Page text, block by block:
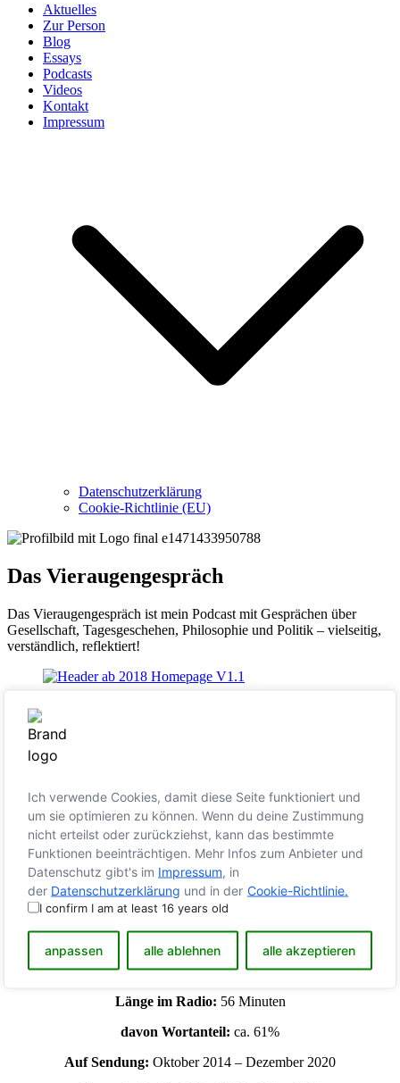
Ich verwende Cookies, damit diese Seite funktioniert und
um sie optimieren zu können. Wenn du deine Zustimmung
nicht erteilst oder zurückziehst, kann das bestimmte
Funktionen beeinträchtigen. Mehr Infos zum Anbieter und
Datenschutz gibt's im Impressum , in
der Datenschutzerklärung und in der Cookie-Richtlinie.
I confirm I am at least 16 years old
anpassen alle ablehnen alle akzeptieren
Aktuelles
Zur Person
Blog
Essays
Podcasts
Videos
Kontakt
Impressum
Datenschutzerklärung
Cookie-Richtlinie (EU)
Das Vieraugengespräch
Das Vieraugengespräch ist mein Podcast mit Gesprächen über
Gesellschaft, Tagesgeschehen, Philosophie und Politik – vielseitig,
verständlich, reflektiert!
Wissenswert:
geplant. Nach der Absetzung von „Mittendrin – Der Sunrise Talk“
habe ich den Sendeplatz auf Radio 91.2 übernommen. Dort wurde
die Sendung von März 2015 bis März 2020 ausgestrahlt. Von
Themen der Sendung und weitere Infos gibt’s auf
www.vieraugengespräch.de.
Zahlen zum Podcast:
Länge als Podcast:ca. 35 Minuten
Länge im Radio: 56 Minuten
davon Wortanteil: ca. 61%
Auf Sendung: Oktober 2014 – Dezember 2020